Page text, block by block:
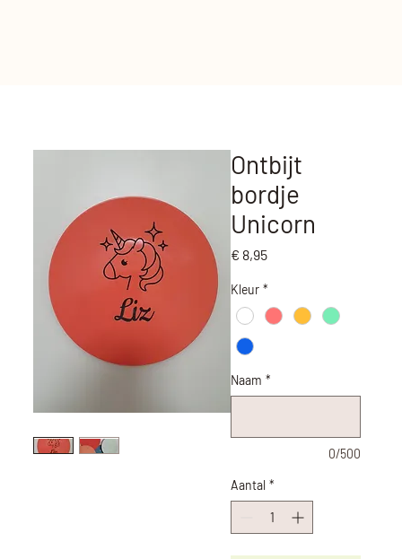
Ontbijt
bordje
Unicorn
€ 8,95Prijs
Kleur *
Naam *
0/500
Aantal *